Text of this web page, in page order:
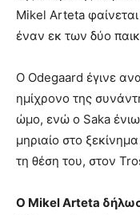
Mikel Arteta
έναν εκ των δύο
Ο Odegaard έγινε
ημίχρονο της
ώμο, ενώ ο Saka
μηριαίο στο
τη θέση του, στον
Ο Mikel Arteta